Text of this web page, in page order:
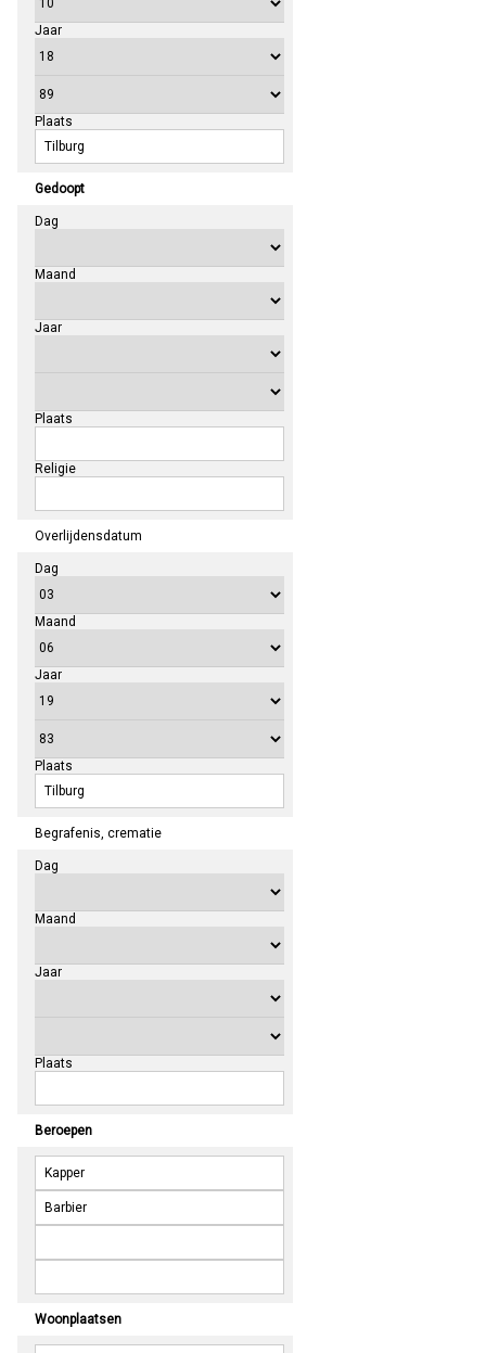
Jaar
Plaats
Gedoopt
Dag
Maand
Jaar
Plaats
Religie
Overlijdensdatum
Dag
Maand
Jaar
Plaats
Begrafenis, crematie
Dag
Maand
Jaar
Plaats
Beroepen
Woonplaatsen